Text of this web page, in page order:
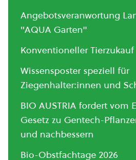
Angebotsveranwortung
"AQUA Garten"
Konventioneller Tierzukauf
Wissensposter speziell für
Ziegenhalter:innen und
BIO AUSTRIA fordert vom
Gesetz zu Gentech-
und nachbessern
Bio-Obstfachtage 2026